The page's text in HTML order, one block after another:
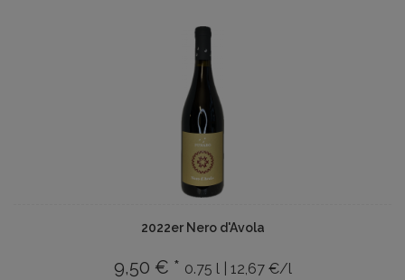
2022er Nero d'Avola
9,50 € * 0.75 l | 12,67 €/l